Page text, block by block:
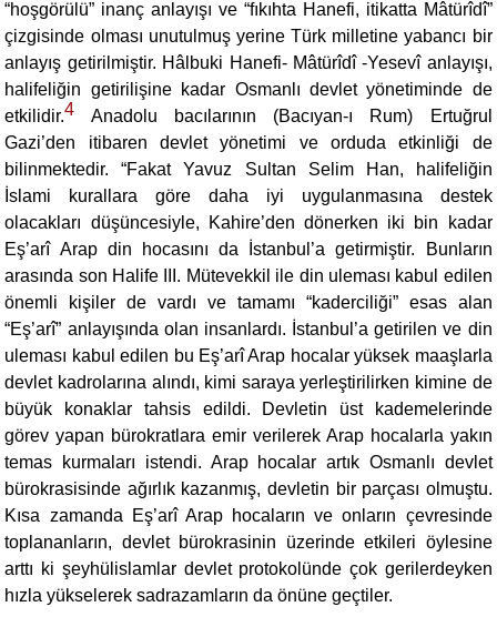
“hoşgörülü” inanç anlayışı ve “fıkıhta Hanefi, itikatta Mâtürîdî”
çizgisinde olması unutulmuş yerine Türk milletine yabancı bir
anlayış getirilmiştir. Hâlbuki Hanefi- Mâtürîdî -Yesevî anlayışı,
halifeliğin getirilişine kadar Osmanlı devlet yönetiminde de
etkilidir.4 Anadolu bacılarının (Bacıyan-ı Rum) Ertuğrul
Gazi’den itibaren devlet yönetimi ve orduda etkinliği de
bilinmektedir. “Fakat Yavuz Sultan Selim Han, halifeliğin
İslami kurallara göre daha iyi uygulanmasına destek
olacakları düşüncesiyle, Kahire’den dönerken iki bin kadar
Eş’arî Arap din hocasını da İstanbul’a getirmiştir. Bunların
arasında son Halife III. Mütevekkil ile din uleması kabul edilen
önemli kişiler de vardı ve tamamı “kaderciliği” esas alan
“Eş’arî” anlayışında olan insanlardı. İstanbul’a getirilen ve din
uleması kabul edilen bu Eş’arî Arap hocalar yüksek maaşlarla
devlet kadrolarına alındı, kimi saraya yerleştirilirken kimine de
büyük konaklar tahsis edildi. Devletin üst kademelerinde
görev yapan bürokratlara emir verilerek Arap hocalarla yakın
temas kurmaları istendi. Arap hocalar artık Osmanlı devlet
bürokrasisinde ağırlık kazanmış, devletin bir parçası olmuştu.
Kısa zamanda Eş’arî Arap hocaların ve onların çevresinde
toplananların, devlet bürokrasinin üzerinde etkileri öylesine
arttı ki şeyhülislamlar devlet protokolünde çok gerilerdeyken
hızla yükselerek sadrazamların da önüne geçtiler.